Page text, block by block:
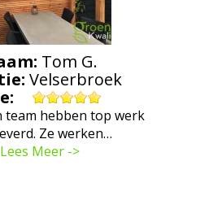
Tom G.
Velserbroek
team hebben top werk
Ze werken…
Lees Meer ->